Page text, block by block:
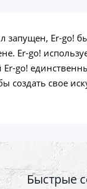
запущен, Er-go!
Er-go!
go!
свое
Быстрые